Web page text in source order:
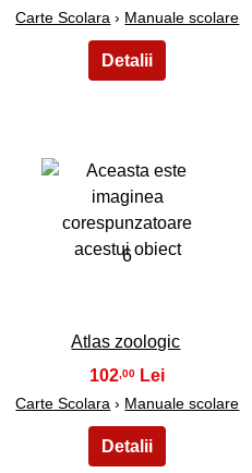
Carte Scolara › Manuale scolare
6
Atlas zoologic
102 ,00
Carte Scolara › Manuale scolare